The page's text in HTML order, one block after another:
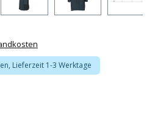
Lieferzeit 1-3 Werktage